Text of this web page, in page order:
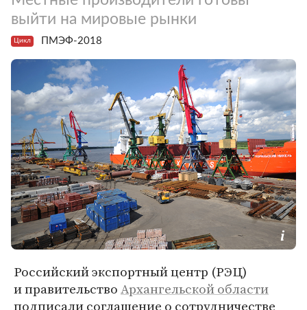
выйти на мировые рынки
Цикл ПМЭФ-2018
Российский экспортный центр (РЭЦ)
и правительствоАрхангельской области
подписали соглашение о сотрудничестве